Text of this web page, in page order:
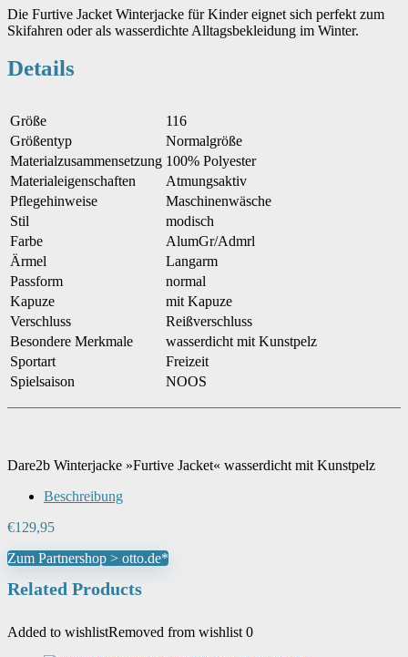
Die Furtive Jacket Winterjacke für Kinder eignet sich perfekt zum
Skifahren oder als wasserdichte Alltagsbekleidung im Winter.
Details
Größe
116
Größentyp
Normalgröße
Materialzusammensetzung 100% Polyester
Materialeigenschaften
Atmungsaktiv
Pflegehinweise
Maschinenwäsche
Stil
modisch
Farbe
AlumGr/Admrl
Ärmel
Langarm
Passform
normal
Kapuze
mit Kapuze
Verschluss
Reißverschluss
Besondere Merkmale
wasserdicht mit Kunstpelz
Sportart
Freizeit
Spielsaison
NOOS
Dare2b Winterjacke »Furtive Jacket« wasserdicht mit Kunstpelz
Beschreibung
€129,95
Zum Partnershop > otto.de*
Related Products
Added to wishlistRemoved from wishlist 0